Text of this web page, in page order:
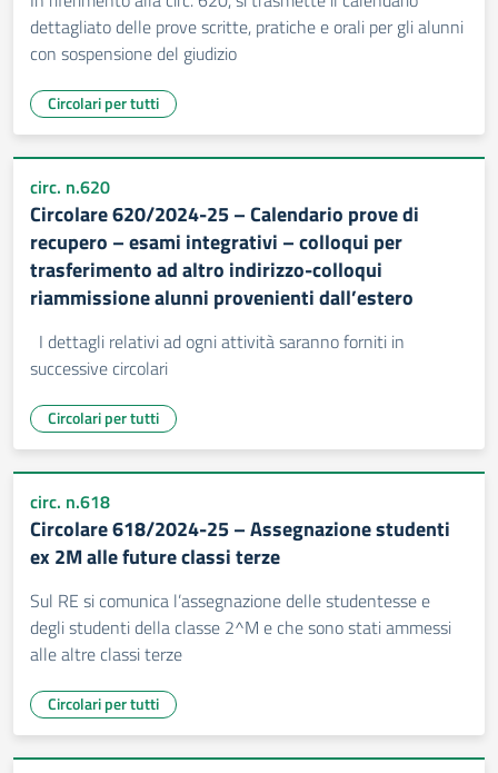
dettagliato delle prove scritte, pratiche e orali per gli alunni
con sospensione del giudizio
Circolari per tutti
circ. n.620
Circolare 620/2024-25 – Calendario prove di
recupero – esami integrativi – colloqui per
trasferimento ad altro indirizzo-colloqui
riammissione alunni provenienti dall’estero
I dettagli relativi ad ogni attività saranno forniti in
successive circolari
Circolari per tutti
circ. n.618
Circolare 618/2024-25 – Assegnazione studenti
ex 2M alle future classi terze
Sul RE si comunica l’assegnazione delle studentesse e
degli studenti della classe 2^M e che sono stati ammessi
alle altre classi terze
Circolari per tutti